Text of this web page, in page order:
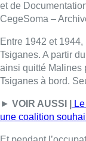
et de
CegeSoma –
Entre 1942 et
Tsiganes. A partir
ainsi quitté Malines
Tsiganes à bord.
► VOIR AUSSI |
une coalition